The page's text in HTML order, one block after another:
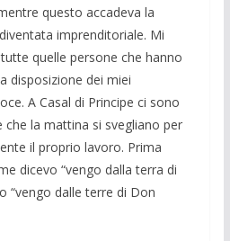
questo accadeva la
imprenditoriale. Mi
quelle persone che hanno
disposi­zione dei miei
A Casal di Principe ci sono
la mattina si sve­gliano per
il proprio lavoro. Prima
dicevo “vengo dalla terra di
“vengo dalle terre di Don